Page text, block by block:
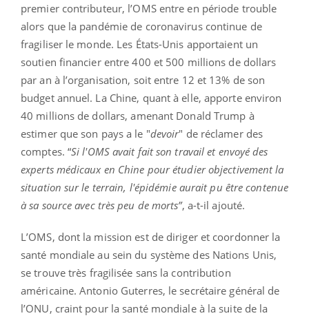
premier contributeur, l’OMS entre en période trouble
alors que la pandémie de coronavirus continue de
fragiliser le monde. Les États-Unis apportaient un
soutien financier entre 400 et 500 millions de dollars
par an à l’organisation, soit entre 12 et 13% de son
budget annuel. La Chine, quant à elle, apporte environ
40 millions de dollars, amenant Donald Trump à
estimer que son pays a le "devoir" de réclamer des
comptes. “Si l'OMS avait fait son travail et envoyé des
experts médicaux en Chine pour étudier objectivement la
situation sur le terrain, l'épidémie aurait pu être contenue
à sa source avec très peu de morts”, a-t-il ajouté.
L’OMS, dont la mission est de diriger et coordonner la
santé mondiale au sein du système des Nations Unis,
se trouve très fragilisée sans la contribution
américaine. Antonio Guterres, le secrétaire général de
l’ONU, craint pour la santé mondiale à la suite de la